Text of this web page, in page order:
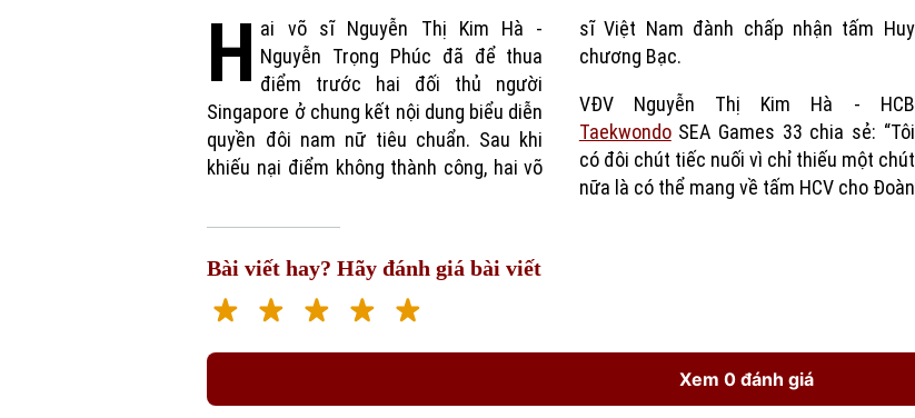
Time
H ai võ sĩ Nguyễn Thị Kim Hà -
Nguyễn Trọng Phúc đã để thua
điểm trước hai đối thủ người
Singapore ở chung kết nội dung biểu diễn
quyền đôi nam nữ tiêu chuẩn. Sau khi
khiếu nại điểm không thành công, hai võ
sĩ Việt Nam đành chấp nhận tấm Huy
chương Bạc.
VĐV Nguyễn Thị Kim Hà - HCB
TaekwondoSEA Games 33 chia sẻ: “Tôi
có đôi chút tiếc nuối vì chỉ thiếu một chút
nữa là có thể mang về tấm HCV cho Đoàn
Bài viết hay? Hãy đánh giá bài viết
Xem 0 đánh giá